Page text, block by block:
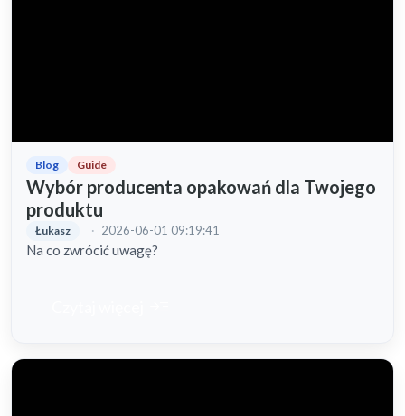
Blog Guide
Wybór producenta opakowań dla Twojego
produktu
Łukasz · 2026-06-01 09:19:41
Na co zwrócić uwagę?